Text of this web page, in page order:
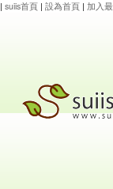
| suiis首頁 | 設為首頁 | 加入